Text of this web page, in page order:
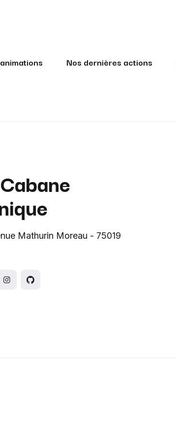
Nos dernières actions
Mathurin Moreau - 75019